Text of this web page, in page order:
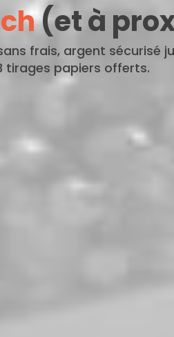
(et à
frais, argent sécurisé
tirages papiers offerts.